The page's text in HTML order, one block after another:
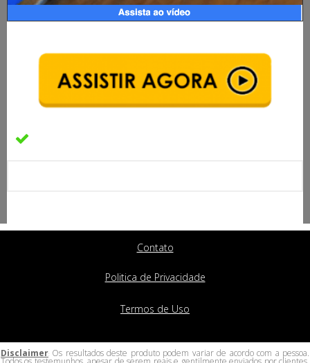
Contato
Politica de Privacidade
Termos de Uso
Disclaimer: Os resultados deste produto podem variar de acordo com a pessoa.